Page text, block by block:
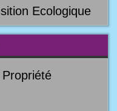
Ecologique